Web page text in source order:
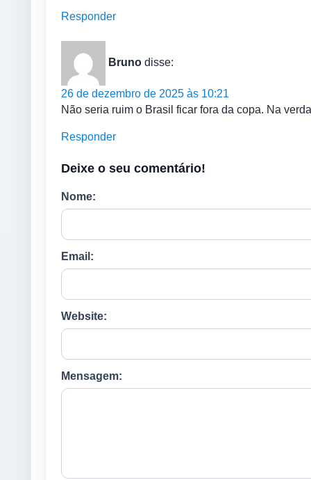
Responder
Bruno disse:
26 de dezembro de 2025 às 10:21
Não seria ruim o Brasil ficar fora da copa. Na
Responder
Deixe o seu comentário!
Nome:
Email:
Website:
Mensagem: